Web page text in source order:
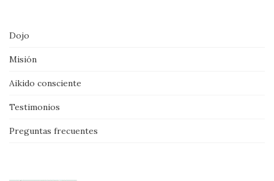
Dojo
Misión
Aikido consciente
Testimonios
Preguntas frecuentes